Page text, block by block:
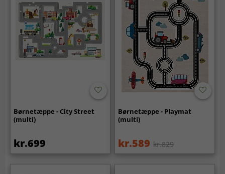
Børnetæppe - City Street
(multi)
kr.699
Børnetæppe - Playmat
(multi)
kr.589 kr.829